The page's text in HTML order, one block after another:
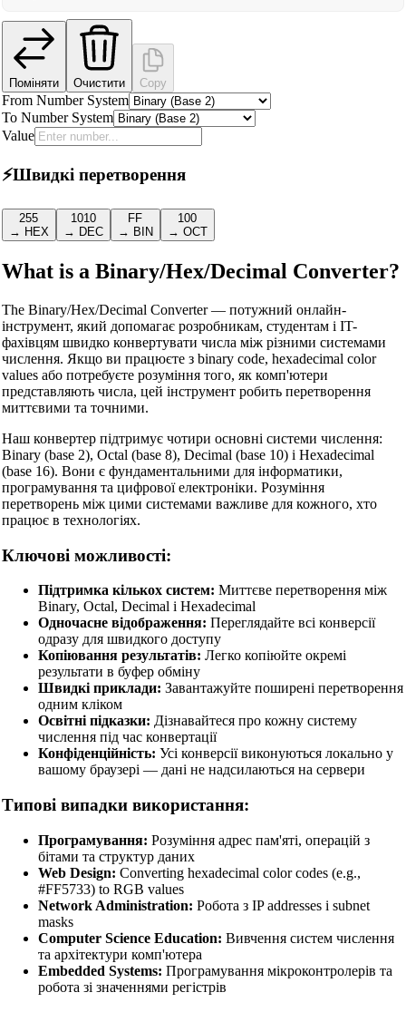
Поміняти Очистити Copy
From Number System
To Number System
Value
⚡Швидкі перетворення
255
→ HEX
1010
→ DEC
FF
→ BIN
100
→ OCT
What is a Binary/Hex/Decimal Converter?
The Binary/Hex/Decimal Converter — потужний онлайн-
інструмент, який допомагає розробникам, студентам і IT-
фахівцям швидко конвертувати числа між різними системами
числення. Якщо ви працюєте з binary code, hexadecimal color
values або потребуєте розуміння того, як комп'ютери
представляють числа, цей інструмент робить перетворення
миттєвими та точними.
Наш конвертер підтримує чотири основні системи числення:
Binary (base 2), Octal (base 8), Decimal (base 10) і Hexadecimal
(base 16). Вони є фундаментальними для інформатики,
програмування та цифрової електроніки. Розуміння
перетворень між цими системами важливе для кожного, хто
працює в технологіях.
Ключові можливості:
Підтримка кількох систем: Миттєве перетворення між
Binary, Octal, Decimal і Hexadecimal
Одночасне відображення: Переглядайте всі конверсії
одразу для швидкого доступу
Копіювання результатів: Легко копіюйте окремі
результати в буфер обміну
Швидкі приклади: Завантажуйте поширені перетворення
одним кліком
Освітні підказки: Дізнавайтеся про кожну систему
числення під час конвертації
Конфіденційність: Усі конверсії виконуються локально у
вашому браузері — дані не надсилаються на сервери
Типові випадки використання:
Програмування: Розуміння адрес пам'яті, операцій з
бітами та структур даних
Web Design: Converting hexadecimal color codes (e.g.,
#FF5733) to RGB values
Network Administration: Робота з IP addresses і subnet
masks
Computer Science Education: Вивчення систем числення
та архітектури комп'ютера
Embedded Systems: Програмування мікроконтролерів та
робота зі значеннями регістрів